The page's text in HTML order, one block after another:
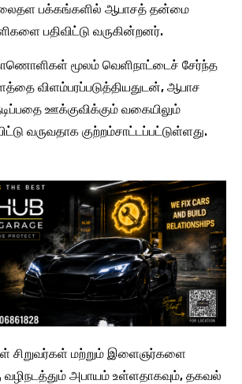
பக்கங்களில் ஆபாசத் தன்மை
பதிவிட்டு வருகின்றனர்.
மூலம் வெளிநாட்டைச் சேர்ந்த
விளம்பரப்படுத்தியதுடன், ஆபாச
ஊக்குவிக்கும் வகையிலும்
வருவதாக குற்றம்சாட்டப்பட்டுள்ளது.
சிறுவர்கள் மற்றும் இளைஞர்களை
அபாயம் உள்ளதாகவும், தகவல்